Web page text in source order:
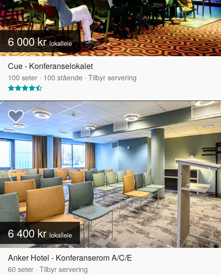
6 000 krlokalleie
Cue - Konferanselokalet
100seter · 100stående · Tilbyr servering
6 400 kr lokalleie
Anker Hotel - Konferanserom A/C/E
60seter · Tilbyr servering